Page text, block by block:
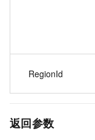
RegionId
返回参数